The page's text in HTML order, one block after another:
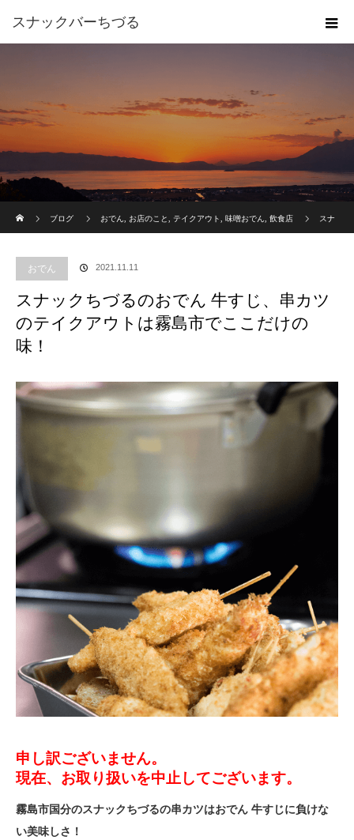
スナックバーちづる
ブログ
おでん お店のこと テイクアウト 味噌おでん 飲食店 スナ
おでん 2021.11.11
スナックちづるのおでん 牛すじ、串カツ
のテイクアウトは霧島市でここだけの
味！
申し訳ございません。
現在、お取り扱いを中止してございます。
霧島市国分のスナックちづるの串カツはおでん 牛すじに負けな
い美味しさ！